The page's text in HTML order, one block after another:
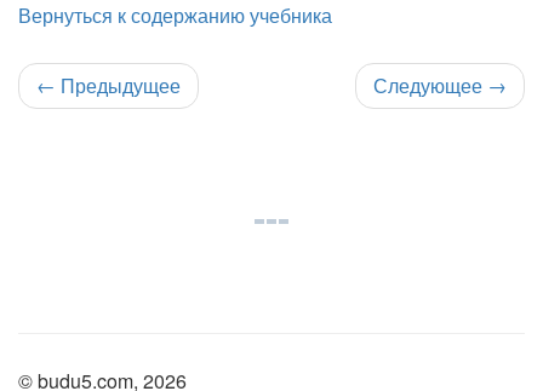
Вернуться к содержанию учебника
← Предыдущее Следующее →
© budu5.com, 2026